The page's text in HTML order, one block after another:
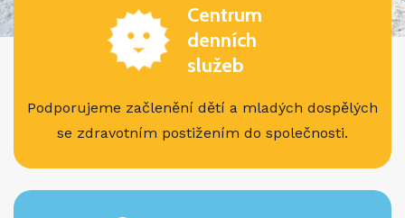
Centrum
denních
služeb
Podporujeme začlenění dětí a mladých dospělých
se zdravotním postižením do společnosti.